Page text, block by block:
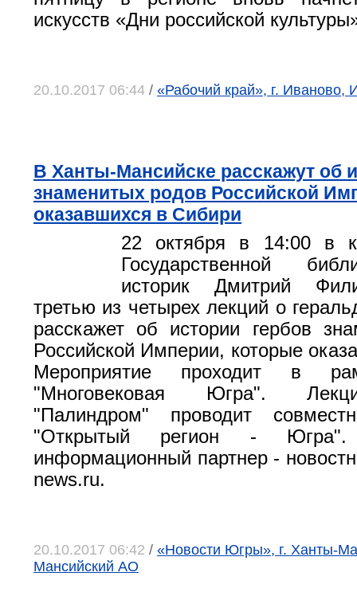
искусств «Дни российской
20.10.2017 06:44 / «Рабочий край», г. Иваново,
В Ханты-Мансийске расскажут об
знаменитых родов Российской
оказавшихся в Сибири
22 октября в 14:00 в
Государственной
историк Дмитрий
третью из четырех лекций о
расскажет об истории гербов
Российской Империи, которые
Мероприятие проходит в
"Многовековая Югра".
"Палиндром" проводит
"Открытый регион - Югра".
информационный партнер -
news.ru.
20.10.2017 06:42 / «Новости Югры», г. Ханты-
Мансийский АО